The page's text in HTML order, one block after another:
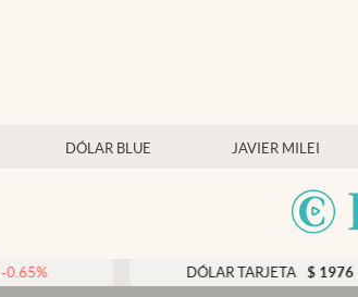
DÓLAR BLUE JAVIER MILEI
% DÓLAR TARJETA $1976